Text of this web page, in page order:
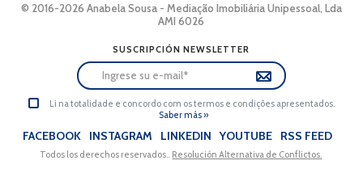
© 2016-2026 Anabela Sousa - Mediação Imobiliária Unipessoal, Lda
AMI 6026
SUSCRIPCIÓN NEWSLETTER
Li na totalidade e concordo com os termos e condições apresentados.
Saber más »
FACEBOOK INSTAGRAM LINKEDIN YOUTUBE RSS FEED
Todos los derechos reservados.. Resolución Alternativa de Conflictos.